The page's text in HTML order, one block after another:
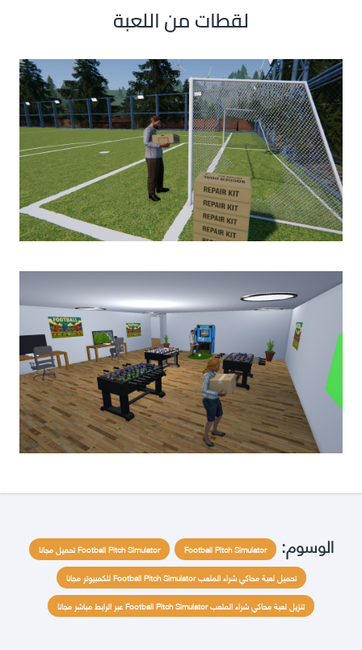
لقطات من اللعبة
الوسوم: Football Pitch Simulator
Football Pitch Simulator تحميل مجانا
تحميل لعبة محاكي شراء الملعب Football Pitch Simulator للكمبيوتر مجانا
تنزيل لعبة محاكي شراء الملعب Football Pitch Simulator عبر الرابط مباشر مجانا